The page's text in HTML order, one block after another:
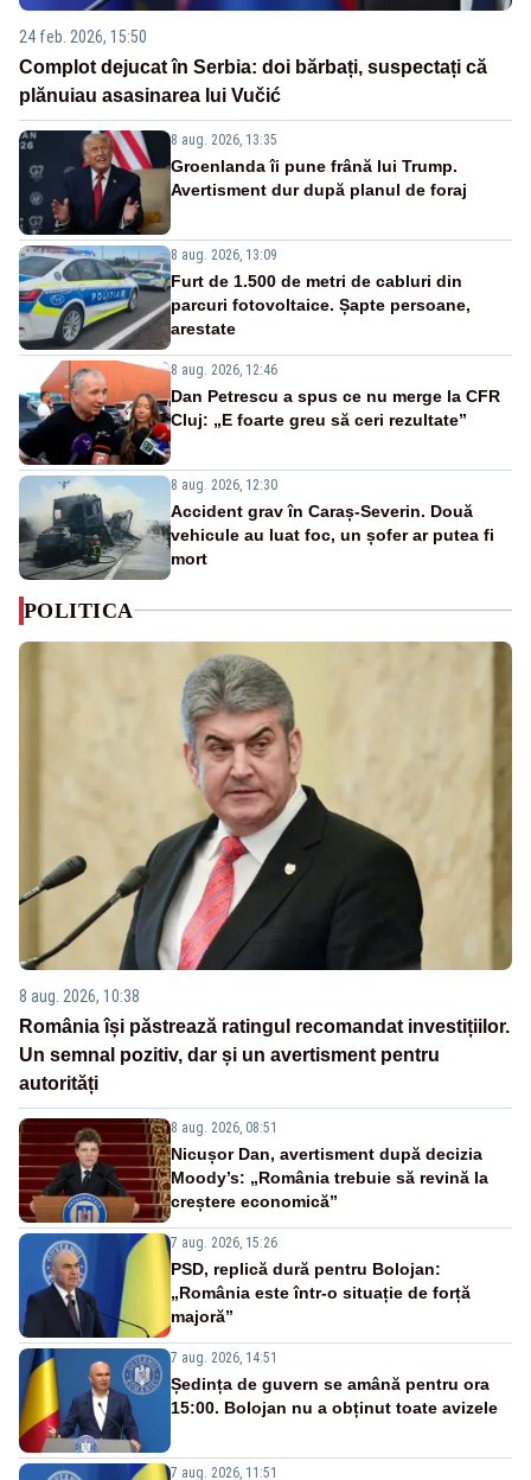
24 feb. 2026, 15:50
Complot dejucat în Serbia: doi bărbați, suspectați că
plănuiau asasinarea lui Vučić
8 aug. 2026, 13:35
Groenlanda îi pune frână lui Trump.
Avertisment dur după planul de foraj
8 aug. 2026, 13:09
Furt de 1.500 de metri de cabluri din
parcuri fotovoltaice. Șapte persoane,
arestate
8 aug. 2026, 12:46
Dan Petrescu a spus ce nu merge la CFR
Cluj: „E foarte greu să ceri rezultate”
8 aug. 2026, 12:30
Accident grav în Caraș-Severin. Două
vehicule au luat foc, un șofer ar putea fi
mort
POLITICA
8 aug. 2026, 10:38
România își păstrează ratingul recomandat investițiilor.
Un semnal pozitiv, dar și un avertisment pentru
autorități
8 aug. 2026, 08:51
Nicușor Dan, avertisment după decizia
Moody’s: „România trebuie să revină la
creștere economică”
7 aug. 2026, 15:26
PSD, replică dură pentru Bolojan:
„România este într-o situație de forță
majoră”
7 aug. 2026, 14:51
Ședința de guvern se amână pentru ora
15:00. Bolojan nu a obținut toate avizele
7 aug. 2026, 11:51